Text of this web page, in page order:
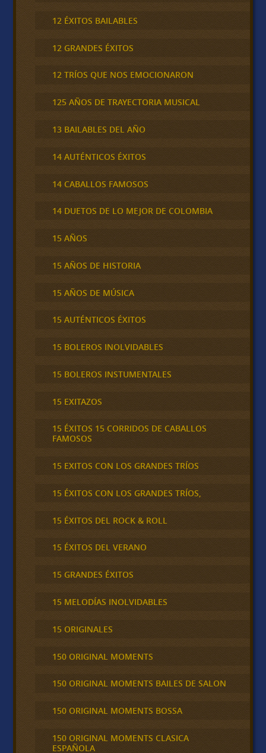
12 ÉXITOS BAILABLES
12 GRANDES ÉXITOS
12 TRÍOS QUE NOS EMOCIONARON
125 AÑOS DE TRAYECTORIA MUSICAL
13 BAILABLES DEL AÑO
14 AUTÉNTICOS ÉXITOS
14 CABALLOS FAMOSOS
14 DUETOS DE LO MEJOR DE COLOMBIA
15 AÑOS
15 AÑOS DE HISTORIA
15 AÑOS DE MÚSICA
15 AUTÉNTICOS ÉXITOS
15 BOLEROS INOLVIDABLES
15 BOLEROS INSTUMENTALES
15 EXITAZOS
15 ÉXITOS 15 CORRIDOS DE CABALLOS
FAMOSOS
15 EXITOS CON LOS GRANDES TRÍOS
15 ÉXITOS CON LOS GRANDES TRÍOS,
15 ÉXITOS DEL ROCK & ROLL
15 ÉXITOS DEL VERANO
15 GRANDES ÉXITOS
15 MELODÍAS INOLVIDABLES
15 ORIGINALES
150 ORIGINAL MOMENTS
150 ORIGINAL MOMENTS BAILES DE SALON
150 ORIGINAL MOMENTS BOSSA
150 ORIGINAL MOMENTS CLASICA
ESPAÑOLA